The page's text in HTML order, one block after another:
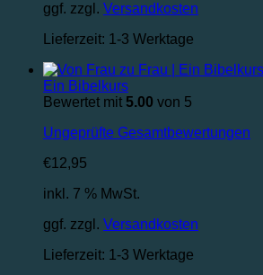
ggf. zzgl. Versandkosten
Lieferzeit: 1-3 Werktage
Ein Bibelkurs
Bewertet mit 5.00 von 5
Ungeprüfte Gesamtbewertungen
€12,95
inkl. 7 % MwSt.
ggf. zzgl. Versandkosten
Lieferzeit: 1-3 Werktage